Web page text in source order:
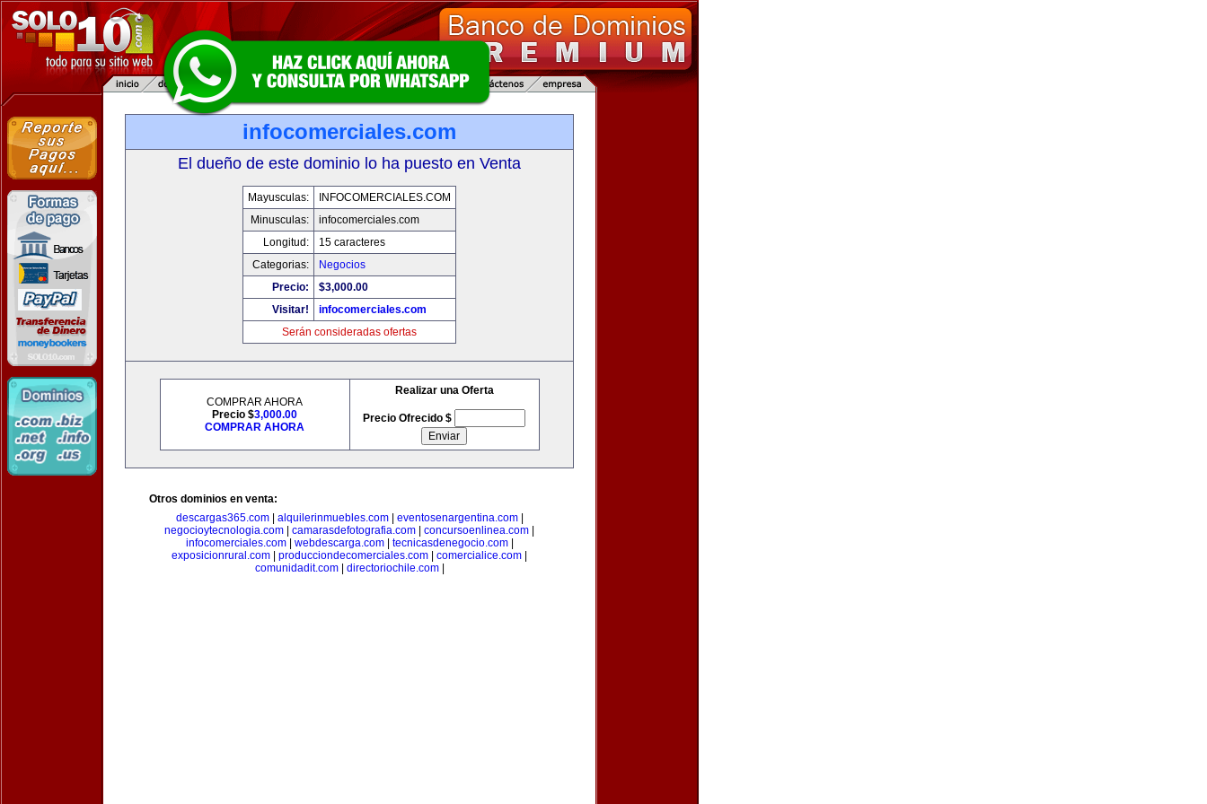
infocomerciales.com
El dueño de este dominio lo ha puesto en Venta
Mayusculas:
INFOCOMERCIALES.COM
Minusculas:
infocomerciales.com
Longitud:
15 caracteres
Categorias:
Negocios
Precio:
$3,000.00
Visitar!
infocomerciales.com
Serán consideradas ofertas
COMPRAR AHORA
Precio $3,000.00
COMPRAR AHORA
Realizar una Oferta
Precio Ofrecido $
Otros dominios en venta:
descargas365.com| alquilerinmuebles.com| eventosenargentina.com|
negocioytecnologia.com
camarasdefotografia.com concursoenlinea.com
infocomerciales.com| webdescarga.com| tecnicasdenegocio.com|
exposicionrural.com
producciondecomerciales.com comercialice.com
comunidadit.com| directoriochile.com|